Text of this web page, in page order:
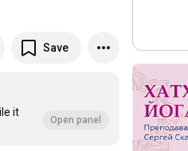
Save
it
Open panel